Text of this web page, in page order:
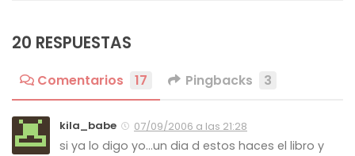
20 RESPUESTAS
Comentarios 17 Pingbacks 3
kila_babe 07/09/2006 a las 21:28
si ya lo digo yo…un dia d estos haces el libro y